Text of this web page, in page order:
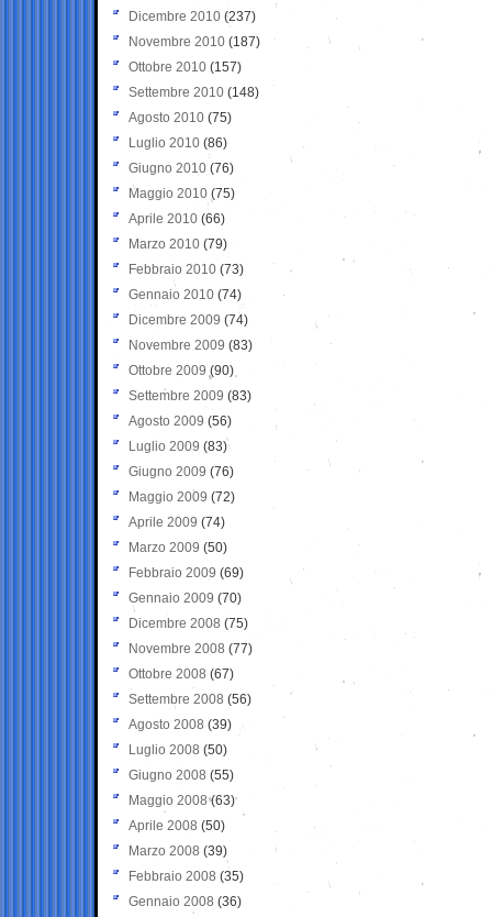
Dicembre 2010 (237)
Novembre 2010 (187)
Ottobre 2010 (157)
Settembre 2010 (148)
Agosto 2010 (75)
Luglio 2010 (86)
Giugno 2010 (76)
Maggio 2010 (75)
Aprile 2010 (66)
Marzo 2010 (79)
Febbraio 2010 (73)
Gennaio 2010 (74)
Dicembre 2009 (74)
Novembre 2009 (83)
Ottobre 2009 (90)
Settembre 2009 (83)
Agosto 2009 (56)
Luglio 2009 (83)
Giugno 2009 (76)
Maggio 2009 (72)
Aprile 2009 (74)
Marzo 2009 (50)
Febbraio 2009 (69)
Gennaio 2009 (70)
Dicembre 2008 (75)
Novembre 2008 (77)
Ottobre 2008 (67)
Settembre 2008 (56)
Agosto 2008 (39)
Luglio 2008 (50)
Giugno 2008 (55)
Maggio 2008(63)
Aprile 2008 (50)
Marzo 2008 (39)
Febbraio 2008 (35)
Gennaio 2008 (36)